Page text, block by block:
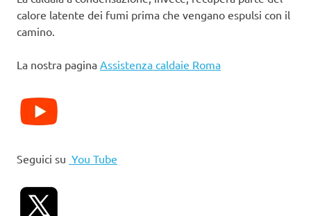
calore latente dei fumi prima che vengano espulsi con il
camino.
La nostra pagina Assistenza caldaie Roma
Seguici su You Tube